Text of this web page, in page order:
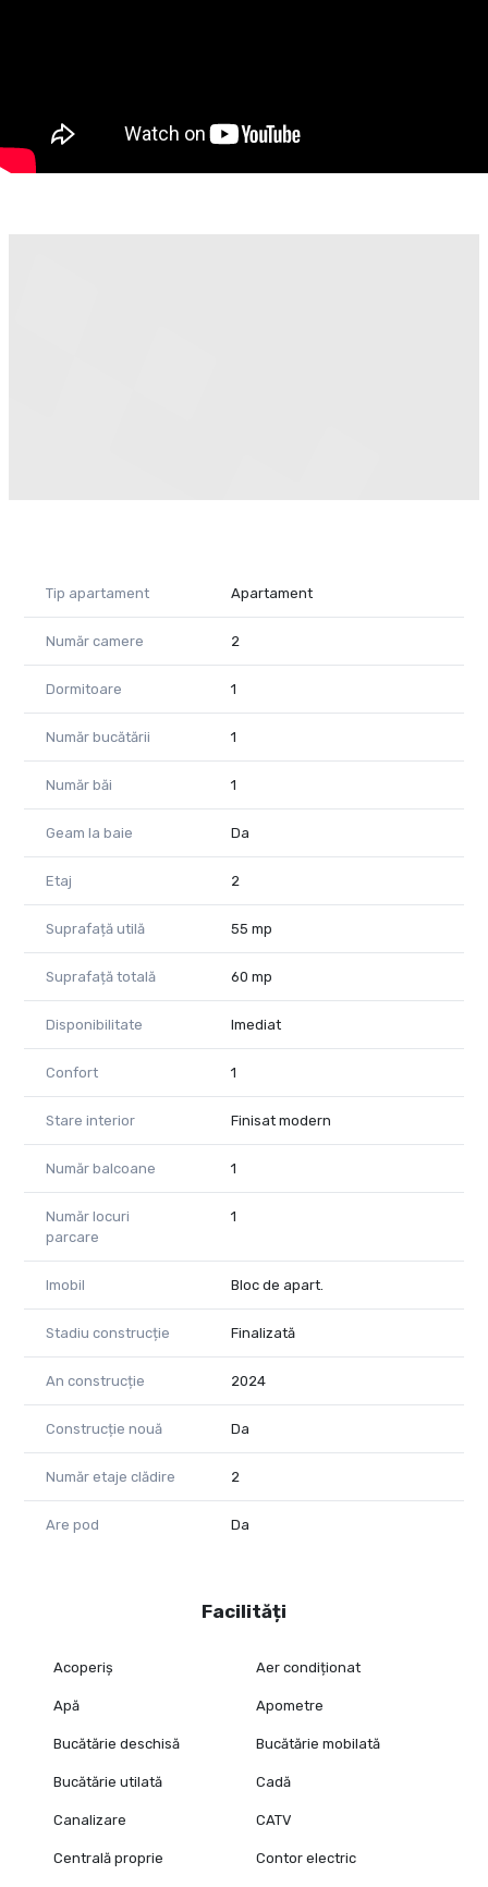
~ Acces facil și la mijloace de transport în comun.
Tip apartament Apartament
Număr camere 2
Dormitoare 1
Număr bucătării 1
Număr băi 1
Geam la baie Da
Etaj 2
Suprafață utilă 55 mp
Suprafață totală 60 mp
Disponibilitate Imediat
Confort 1
Stare interior Finisat modern
Număr balcoane 1
Număr locuri
parcare
1
Imobil Bloc de apart.
Stadiu construcție Finalizată
An construcție 2024
Construcție nouă Da
Număr etaje clădire 2
Are pod Da
Facilități
Acoperiș Aer condiționat
Apă Apometre
Bucătărie deschisă Bucătărie mobilată
Bucătărie utilată Cadă
Canalizare CATV
Centrală proprie Contor electric